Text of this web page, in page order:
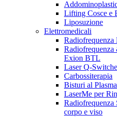
Lifting Cosce e
Liposuzione
Elettromedicali
Exion BTL
Laser Q-
Carbossiterapia
Bisturi al
LaserMe per
corpo e viso